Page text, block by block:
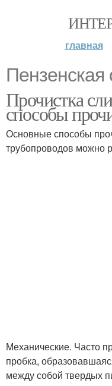
главная
Пензенская
Прочистка
способы
Основные способы
трубопроводов можно
Механические. Часто
пробка,
между собой твердых